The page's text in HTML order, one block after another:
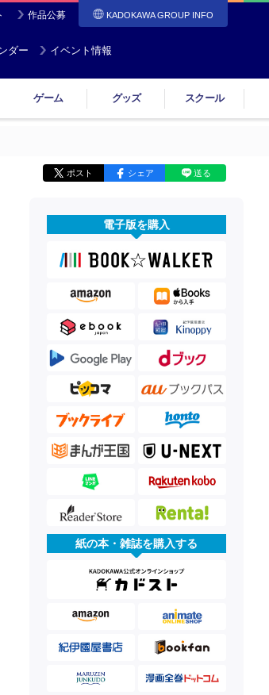
作品公募 KADOKAWA GROUP INFO
ダー イベント情報
ゲーム グッズ スクール
ポスト シェア 送る
電子版を購入
紙の本・雑誌を購入する